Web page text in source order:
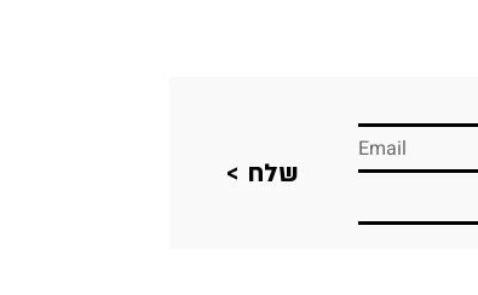
< שלח